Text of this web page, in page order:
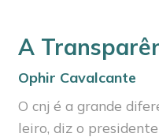
A
Ophir Cavalcante
O cnj é a grande
leiro, diz o